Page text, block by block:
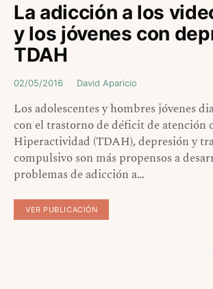
La adicción a los
y los jóvenes con
TDAH
02/05/2016 David Aparicio
Los adolescentes y hombres jóvenes
con el trastorno de déficit de atención
Hiperactividad (TDAH), depresión y
compulsivo son más propensos a
problemas de adicción a…
VER PUBLICACIÓN